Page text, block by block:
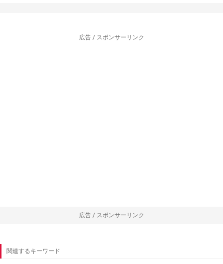
広告 / スポンサーリンク
広告 / スポンサーリンク
関連するキーワード